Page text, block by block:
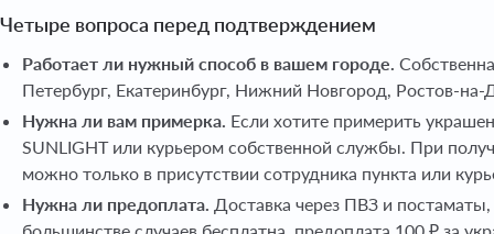
Четыре вопроса перед подтверждением
Работает ли нужный способ в вашем городе.
Петербург, Екатеринбург, Нижний Новгород, Ростов-
Нужна ли вам примерка. Если хотите примерить
SUNLIGHT или курьером собственной службы. При
можно только в присутствии сотрудника пункта или
Нужна ли предоплата. Доставка через ПВЗ и